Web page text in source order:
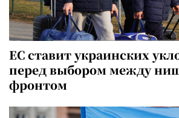
ЕС ставит украинских
перед выбором между
фронтом